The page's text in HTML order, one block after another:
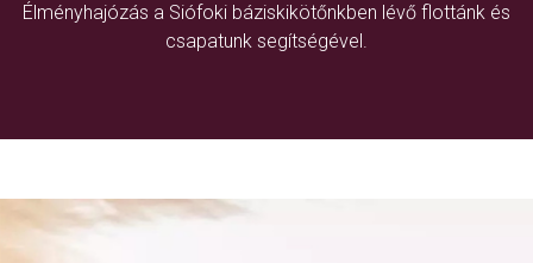
Élményhajózás a Siófoki báziskikötőnkben lévő flottánk és
csapatunk segítségével.